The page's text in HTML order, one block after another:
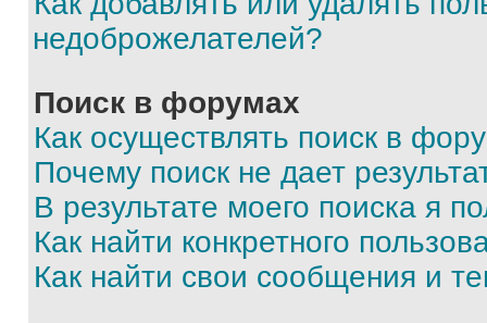
недоброжелателей?
Поиск в форумах
Как осуществлять поиск в
Почему поиск не дает
В результате моего поиска я
Как найти конкретного
Как найти свои сообщения и